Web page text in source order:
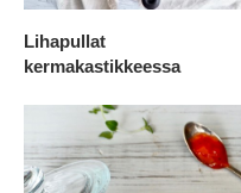
Lihapullat
kermakastikkeessa